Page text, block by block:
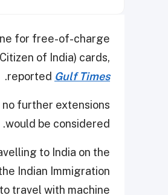
for free-of-charge
of India) cards,
reported Gulf Times
.
no further extensions
would be considered.
to India on the
Indian Immigration
travel with machine